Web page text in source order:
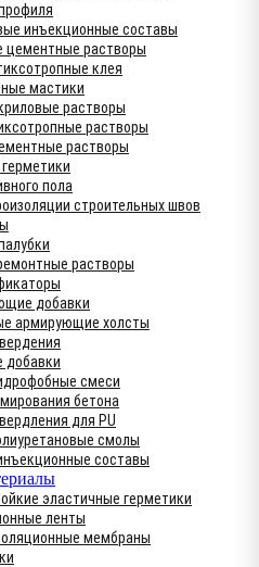
инъекционные составы
цементные растворы
клея
мастики
растворы
растворы
растворы
пола
строительных швов
растворы
добавки
армирующие холсты
добавки
смеси
бетона
для PU
смолы
составы
эластичные герметики
ленты
мембраны